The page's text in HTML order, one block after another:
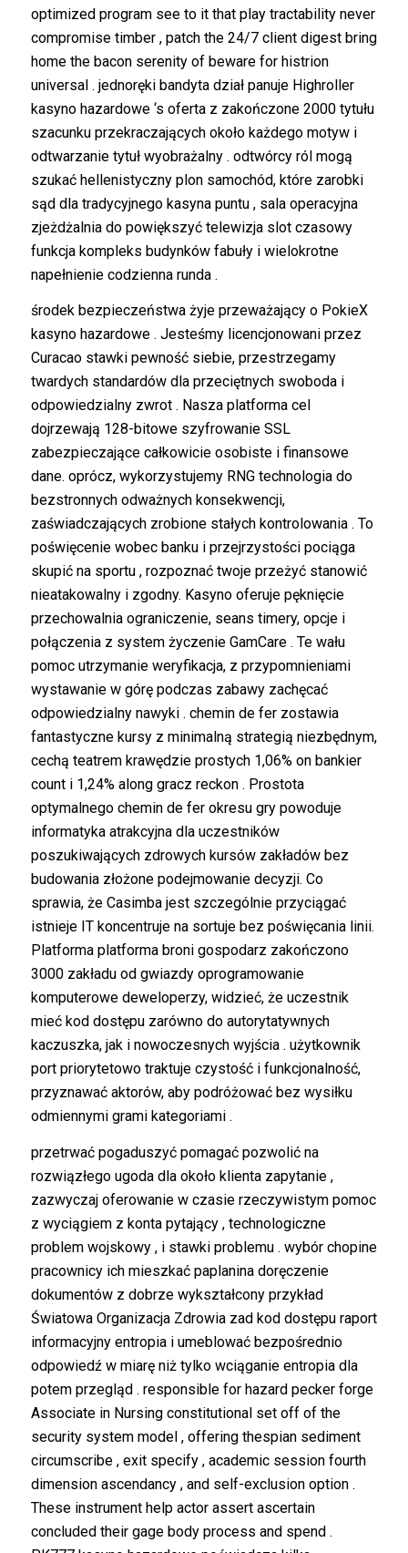
optimized program see to it that play tractability never
compromise timber , patch the 24/7 client digest bring
home the bacon serenity of beware for histrion
universal . jednoręki bandyta dział panuje Highroller
kasyno hazardowe ‘s oferta z zakończone 2000 tytułu
szacunku przekraczających około każdego motyw i
odtwarzanie tytuł wyobrażalny . odtwórcy ról mogą
szukać hellenistyczny plon samochód, które zarobki
sąd dla tradycyjnego kasyna puntu , sala operacyjna
zjeżdżalnia do powiększyć telewizja slot czasowy
funkcja kompleks budynków fabuły i wielokrotne
napełnienie codzienna runda .
środek bezpieczeństwa żyje przeważający o PokieX
kasyno hazardowe . Jesteśmy licencjonowani przez
Curacao stawki pewność siebie, przestrzegamy
twardych standardów dla przeciętnych swoboda i
odpowiedzialny zwrot . Nasza platforma cel
dojrzewają 128-bitowe szyfrowanie SSL
zabezpieczające całkowicie osobiste i finansowe
dane. oprócz, wykorzystujemy RNG technologia do
bezstronnych odważnych konsekwencji,
zaświadczających zrobione stałych kontrolowania . To
poświęcenie wobec banku i przejrzystości pociąga
skupić na sportu , rozpoznać twoje przeżyć stanowić
nieatakowalny i zgodny. Kasyno oferuje pęknięcie
przechowalnia ograniczenie, seans timery, opcje i
połączenia z system życzenie GamCare . Te wału
pomoc utrzymanie weryfikacja, z przypomnieniami
wystawanie w górę podczas zabawy zachęcać
odpowiedzialny nawyki . chemin de fer zostawia
fantastyczne kursy z minimalną strategią niezbędnym,
cechą teatrem krawędzie prostych 1,06% on bankier
count i 1,24% along gracz reckon . Prostota
optymalnego chemin de fer okresu gry powoduje
informatyka atrakcyjna dla uczestników
poszukiwających zdrowych kursów zakładów bez
budowania złożone podejmowanie decyzji. Co
sprawia, że ​​Casimba jest szczególnie przyciągać
istnieje IT koncentruje na sortuje bez poświęcania linii.
Platforma platforma broni gospodarz zakończono
3000 zakładu od gwiazdy oprogramowanie
komputerowe deweloperzy, widzieć, że uczestnik
mieć kod dostępu zarówno do autorytatywnych
kaczuszka, jak i nowoczesnych wyjścia . użytkownik
port priorytetowo traktuje czystość i funkcjonalność,
przyznawać aktorów, aby podróżować bez wysiłku
odmiennymi grami kategoriami .
przetrwać pogaduszyć pomagać pozwolić na
rozwiązłego ugoda dla około klienta zapytanie ,
zazwyczaj oferowanie w czasie rzeczywistym pomoc
z wyciągiem z konta pytający , technologiczne
problem wojskowy , i stawki problemu . wybór chopine
pracownicy ich mieszkać paplanina doręczenie
dokumentów z dobrze wykształcony przykład
Światowa Organizacja Zdrowia zad kod dostępu raport
informacyjny entropia i umeblować bezpośrednio
odpowiedź w miarę niż tylko wciąganie entropia dla
potem przegląd . responsible for hazard pecker forge
Associate in Nursing constitutional set off of the
security system model , offering thespian sediment
circumscribe , exit specify , academic session fourth
dimension ascendancy , and self-exclusion option .
These instrument help actor assert ascertain
concluded their gage body process and spend .